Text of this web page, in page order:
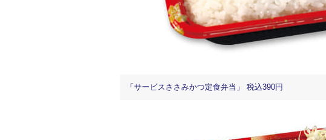
「サービスささみかつ定食弁当」 税込390円